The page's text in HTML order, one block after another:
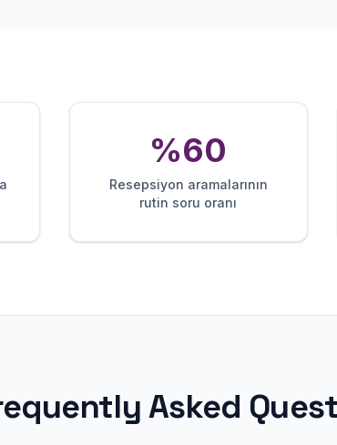
%60
Resepsiyon aramalarının
rutin soru oranı
Asked